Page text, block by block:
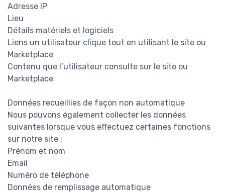
Adresse IP
Lieu
Détails matériels et logiciels
Liens un utilisateur clique tout en utilisant le site ou
Marketplace
Contenu que l’utilisateur consulte sur le site ou
Marketplace
Données recueillies de façon non automatique
Nous pouvons également collecter les données
suivantes lorsque vous effectuez certaines fonctions
sur notre site :
Prénom et nom
Email
Numéro de téléphone
Données de remplissage automatique